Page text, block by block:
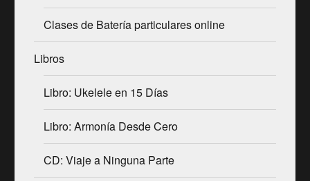
Clases de Batería particulares online
Libros
Libro: Ukelele en 15 Días
Libro: Armonía Desde Cero
CD: Viaje a Ninguna Parte